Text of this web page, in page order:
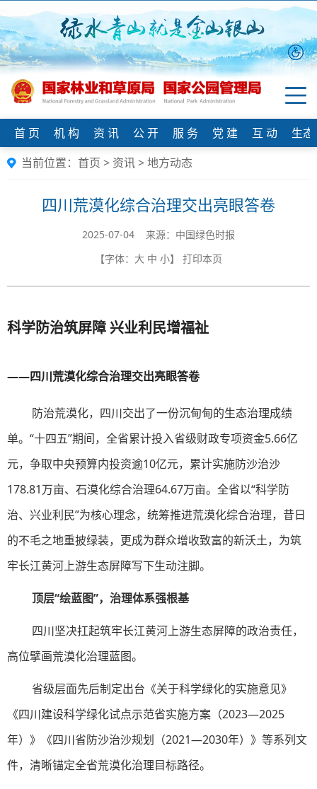
首 页 机 构 资 讯 公 开 服 务 党 建 互 动
生
当前位置： 首页 > 资讯>地方动态
四川荒漠化综合治理交出亮眼答卷
2025-07-04 来源：中国绿色时报
【字体： 大 中 小】 打印本页
科学防治筑屏障 兴业利民增福祉
——四川荒漠化综合治理交出亮眼答卷
防治荒漠化，四川交出了一份沉甸甸的生态治理成绩
单。“十四五”期间，全省累计投入省级财政专项资金5.66亿
元，争取中央预算内投资逾10亿元，累计实施防沙治沙
178.81万亩、石漠化综合治理64.67万亩。全省以“科学防
治、兴业利民”为核心理念，统筹推进荒漠化综合治理，昔日
的不毛之地重披绿装，更成为群众增收致富的新沃土，为筑
牢长江黄河上游生态屏障写下生动注脚。
顶层“绘蓝图”，治理体系强根基
四川坚决扛起筑牢长江黄河上游生态屏障的政治责任，
高位擘画荒漠化治理蓝图。
省级层面先后制定出台《关于科学绿化的实施意见》
《四川建设科学绿化试点示范省实施方案（2023—2025
年）》《四川省防沙治沙规划（2021—2030年）》等系列文
件，清晰锚定全省荒漠化治理目标路径。